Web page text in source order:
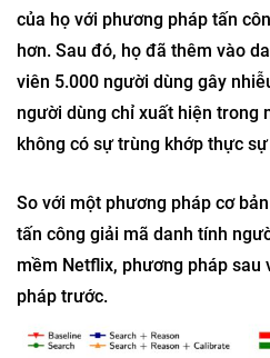
của họ với phương pháp tấn
hơn. Sau đó, họ đã thêm vào
viên 5.000 người dùng gây
người dùng chỉ xuất hiện trong
không có sự trùng khớp thực
So với một phương pháp cơ
tấn công giải mã danh tính
mềm Netflix, phương pháp
pháp trước.